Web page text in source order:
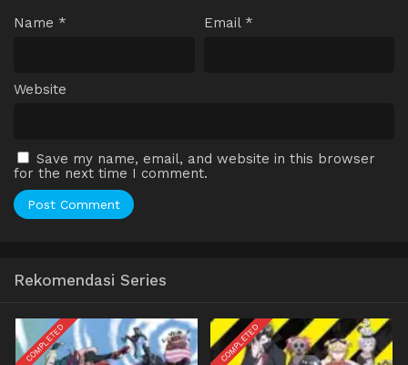
Name * Email *
Website
Save my name, email, and website in this browser
for the next time I comment.
Rekomendasi Series
COMPLETED COMPLETED